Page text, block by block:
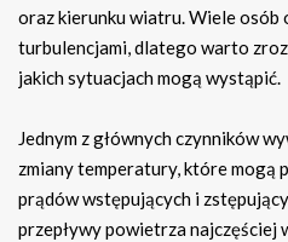
oraz kierunku wiatru. Wiele osób
turbulencjami, dlatego warto
jakich sytuacjach mogą wystąpić.
Jednym z głównych czynników
zmiany temperatury, które mogą
prądów wstępujących i
przepływy powietrza najczęściej